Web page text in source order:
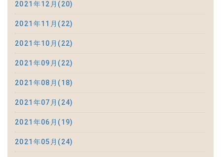
2021年12月(20)
2021年11月(22)
2021年10月(22)
2021年09月(22)
2021年08月(18)
2021年07月(24)
2021年06月(19)
2021年05月(24)